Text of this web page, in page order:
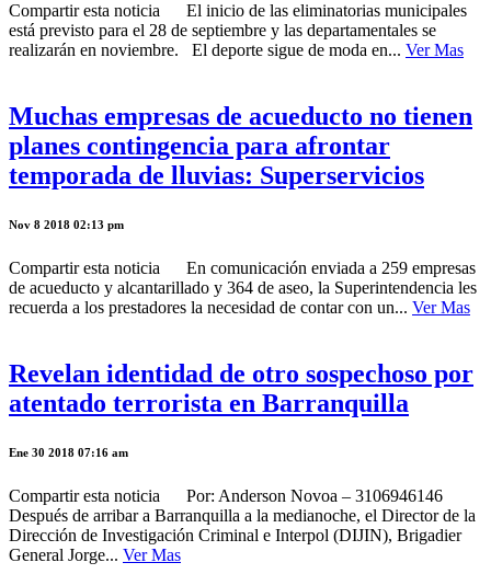
Compartir esta noticia El inicio de las eliminatorias municipales
está previsto para el 28 de septiembre y las departamentales se
realizarán en noviembre. El deporte sigue de moda en... Ver Mas
Muchas empresas de acueducto no tienen
planes contingencia para afrontar
temporada de lluvias: Superservicios
Nov 8 2018 02:13 pm
Compartir esta noticia En comunicación enviada a 259 empresas
de acueducto y alcantarillado y 364 de aseo, la Superintendencia les
recuerda a los prestadores la necesidad de contar con un... Ver Mas
Revelan identidad de otro sospechoso por
atentado terrorista en Barranquilla
Ene 30 2018 07:16 am
Compartir esta noticia Por: Anderson Novoa – 3106946146
Después de arribar a Barranquilla a la medianoche, el Director de la
Dirección de Investigación Criminal e Interpol (DIJIN), Brigadier
General Jorge... Ver Mas